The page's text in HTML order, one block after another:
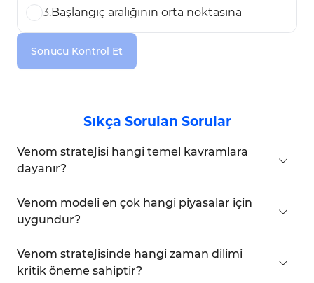
3.Başlangıç aralığının orta noktasına
Sonucu Kontrol Et
Sıkça Sorulan Sorular
Venom stratejisi hangi temel kavramlara
dayanır?
temel direğe dayanır.
Venom modeli en çok hangi piyasalar için
uygundur?
gün içi işlem için özel olarak tasarlanmıştır.
Venom stratejisinde hangi zaman dilimi
kritik öneme sahiptir?